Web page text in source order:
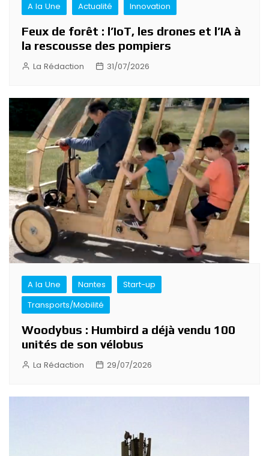
A la Une Actualité Innovation
Feux de forêt : l’IoT, les drones et l’IA à
la rescousse des pompiers
La Rédaction 31/07/2026
A la Une Nantes
Start-up
Transports/Mobilité
Woodybus : Humbird a déjà vendu 100
unités de son vélobus
La Rédaction 29/07/2026